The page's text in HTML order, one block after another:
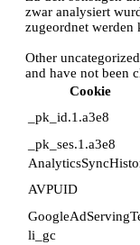
zwar analysiert
zugeordnet werden
Other
and have not been
Cookie
_pk_id.1.a3e8
_pk_ses.1.a3e8
AVPUID
li_gc